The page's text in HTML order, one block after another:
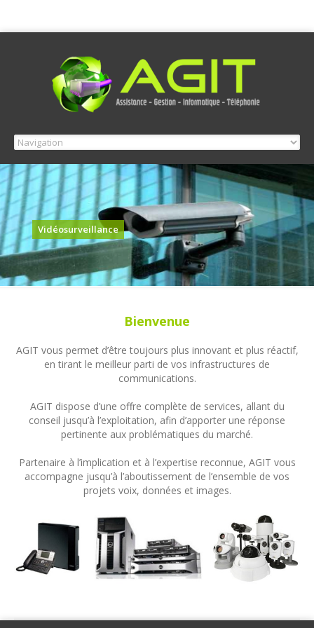
Vidéosurveillance
Bienvenue
AGIT vous permet d’être toujours plus innovant et plus réactif,
en tirant le meilleur parti de vos infrastructures de
communications.
AGIT dispose d’une offre complète de services, allant du
conseil jusqu’à l’exploitation, afin d’apporter une réponse
pertinente aux problématiques du marché.
Partenaire à l’implication et à l’expertise reconnue, AGIT vous
accompagne jusqu’à l’aboutissement de l’ensemble de vos
projets voix, données et images.